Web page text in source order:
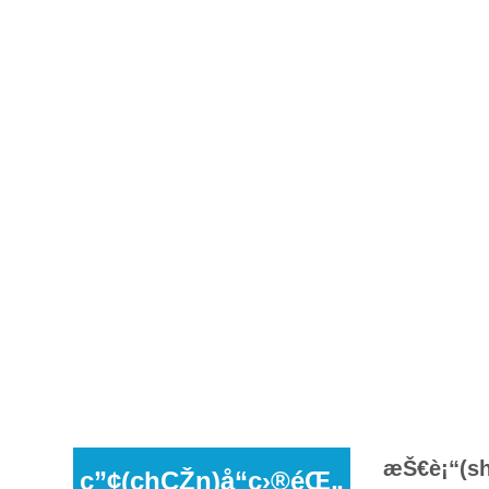
ç”¢(chÇŽn)å“ç›®éŒ„